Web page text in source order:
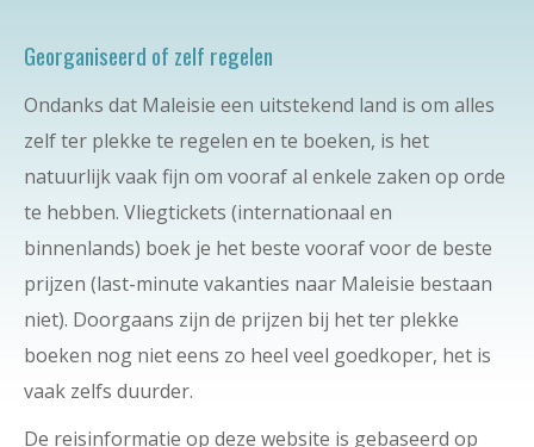
Georganiseerd of zelf regelen
Ondanks dat Maleisie een uitstekend land is om alles
zelf ter plekke te regelen en te boeken, is het
natuurlijk vaak fijn om vooraf al enkele zaken op orde
te hebben. Vliegtickets (internationaal en
binnenlands) boek je het beste vooraf voor de beste
prijzen (last-minute vakanties naar Maleisie bestaan
niet). Doorgaans zijn de prijzen bij het ter plekke
boeken nog niet eens zo heel veel goedkoper, het is
vaak zelfs duurder.
De reisinformatie op deze website is gebaseerd op